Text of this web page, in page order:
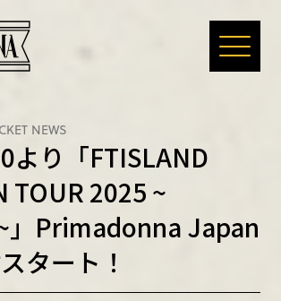
HOME
NEWS
SPECIAL
NEWS
より「FTISLAND
TOUR 2025 ~
」Primadonna Japan
タート！